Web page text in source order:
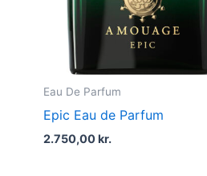
Eau De Parfum
Epic Eau de Parfum
2.750,00kr.